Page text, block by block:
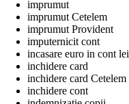
imprumut
imprumut Cetelem
imprumut Provident
imputernicit cont
incasare euro in cont lei
inchidere card
inchidere card Cetelem
inchidere cont